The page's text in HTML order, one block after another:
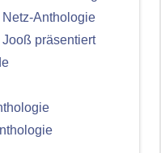
Anthologie
präsentiert